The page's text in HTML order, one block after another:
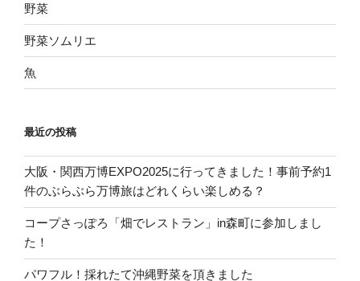
野菜
野菜ソムリエ
魚
最近の投稿
大阪・関西万博EXPO2025に行ってきました！事前予約1
件のぶらぶら万博旅はどれくらい楽しめる？
コープさっぽろ「畑でレストラン」in森町に参加しまし
た！
パワフル！採れたて沖縄野菜を頂きました